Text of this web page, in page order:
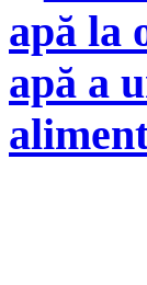
apă la
apă a